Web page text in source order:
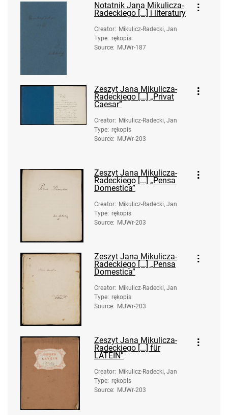
Notatnik Jana Mikulicza-
Radeckiego [...] i literatury
Creator: Mikulicz-Radecki, Jan
Type: rękopis
Source: MUWr-187
Zeszyt Jana Mikulicza-
Radeckiego [...] „Privat
Caesar”
Creator: Mikulicz-Radecki, Jan
Type: rękopis
Source: MUWr-203
Zeszyt Jana Mikulicza-
Radeckiego [...] „Pensa
Domestica”
Creator: Mikulicz-Radecki, Jan
Type: rękopis
Source: MUWr-203
Zeszyt Jana Mikulicza-
Radeckiego [...] „Pensa
Domestica”
Creator: Mikulicz-Radecki, Jan
Type: rękopis
Source: MUWr-203
Zeszyt Jana Mikulicza-
Radeckiego [...] für
LATEIN”
Creator: Mikulicz-Radecki, Jan
Type: rękopis
Source: MUWr-203